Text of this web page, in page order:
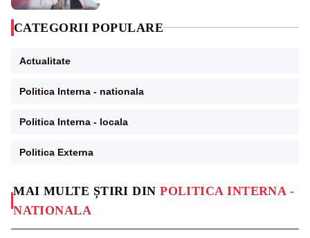
MAI MULTE ȘTIRI DINPOLITICA INTERNA -
NATIONALA
CATEGORII POPULARE
Actualitate
Politica Interna - nationala
Politica Interna - locala
Politica Externa